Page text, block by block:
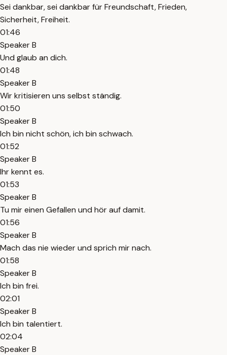
Sei dankbar, sei dankbar für Freundschaft, Frieden,
Sicherheit, Freiheit.
01:46
Speaker B
Und glaub an dich.
01:48
Speaker B
Wir kritisieren uns selbst ständig.
01:50
Speaker B
Ich bin nicht schön, ich bin schwach.
01:52
Speaker B
Ihr kennt es.
01:53
Speaker B
Tu mir einen Gefallen und hör auf damit.
01:56
Speaker B
Mach das nie wieder und sprich mir nach.
01:58
Speaker B
Ich bin frei.
02:01
Speaker B
Ich bin talentiert.
02:04
Speaker B